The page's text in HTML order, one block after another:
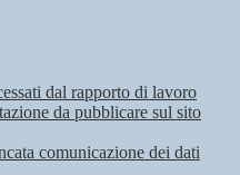
dal rapporto di lavoro
da pubblicare sul sito
comunicazione dei dati